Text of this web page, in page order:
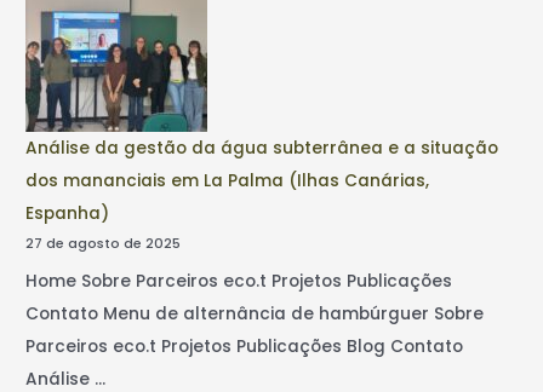
Análise da gestão da água subterrânea e a situação
dos mananciais em La Palma (Ilhas Canárias,
Espanha)
27 de agosto de 2025
Home Sobre Parceiros eco.t Projetos Publicações
Contato Menu de alternância de hambúrguer Sobre
Parceiros eco.t Projetos Publicações Blog Contato
Análise …